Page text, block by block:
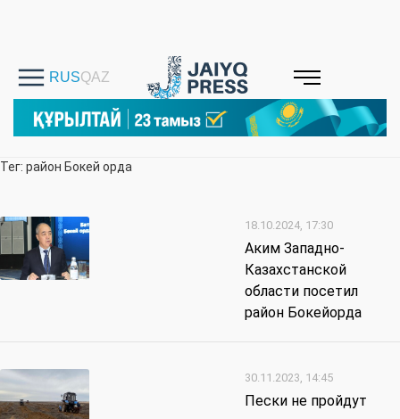
Тег: район Бокей орда
18.10.2024, 17:30
Аким Западно-
Казахстанской
области посетил
район Бокейорда
30.11.2023, 14:45
Пески не пройдут